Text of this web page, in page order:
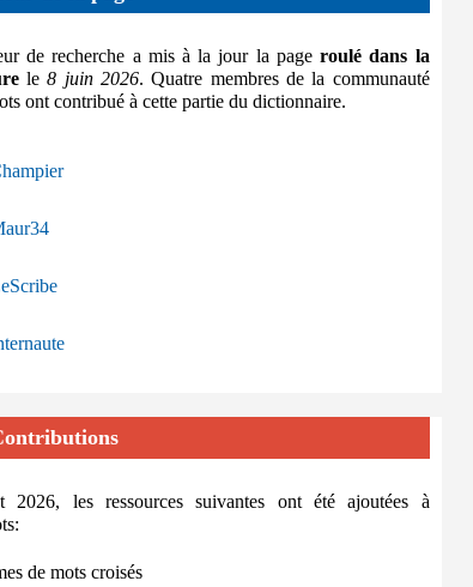
de recherche a mis à la jour la pageroulé dans la
le8 juin 2026. Quatre membres de la communauté
ont contribué à cette partie du dictionnaire.
2026, les ressources suivantes ont été ajoutées à
de mots croisés